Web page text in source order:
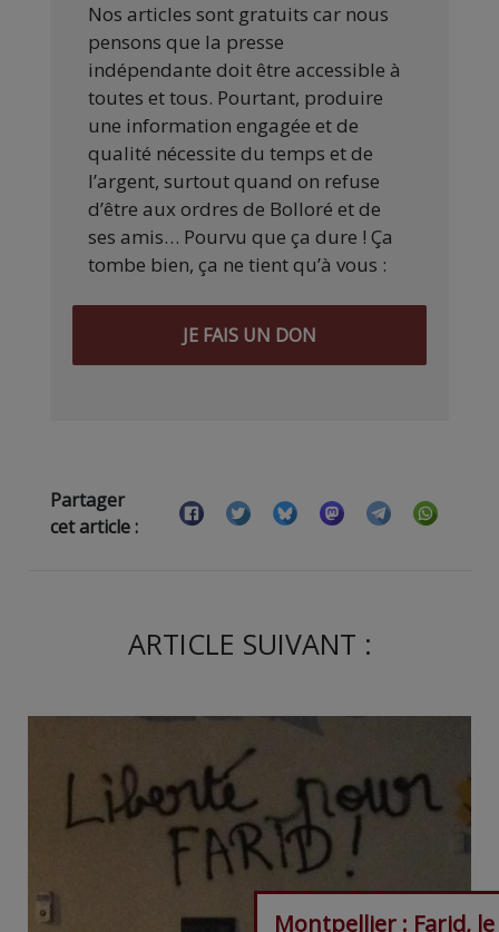
Nos articles sont gratuits car nous
pensons que la presse
indépendante doit être accessible à
toutes et tous. Pourtant, produire
une information engagée et de
qualité nécessite du temps et de
l’argent, surtout quand on refuse
d’être aux ordres de Bolloré et de
ses amis… Pourvu que ça dure ! Ça
tombe bien, ça ne tient qu’à vous :
JE FAIS UN DON
Partager
cet article :
ARTICLE SUIVANT :
Montpellier : Farid, le